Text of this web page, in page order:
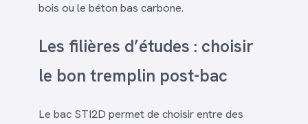
bois ou le béton bas carbone.
Les filières d’études : choisir
le bon tremplin post-bac
Le bac STI2D permet de choisir entre des